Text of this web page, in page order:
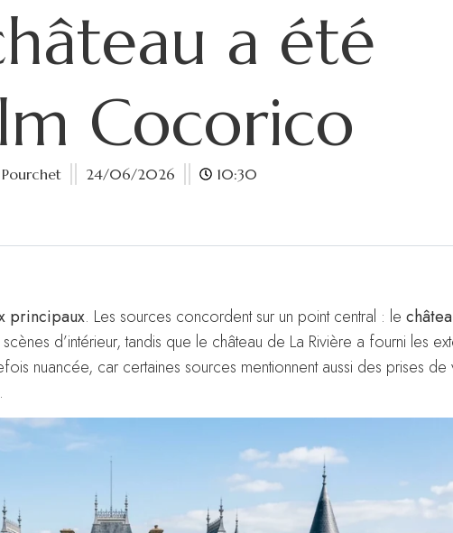
a été
Cocorico
24/06/2026 10:30
principaux. Les sources concordent sur un point central : le
d’intérieur, tandis que le château de La Rivière a fourni les
nuancée, car certaines sources mentionnent aussi des prises de